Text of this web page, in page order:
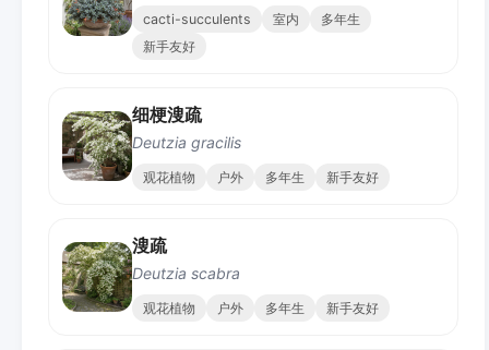
cacti-succulents 室内
多年生
新手友好
细梗溲疏
Deutzia gracilis
观花植物 户外 多年生 新手友好
溲疏
Deutzia scabra
观花植物 户外 多年生 新手友好